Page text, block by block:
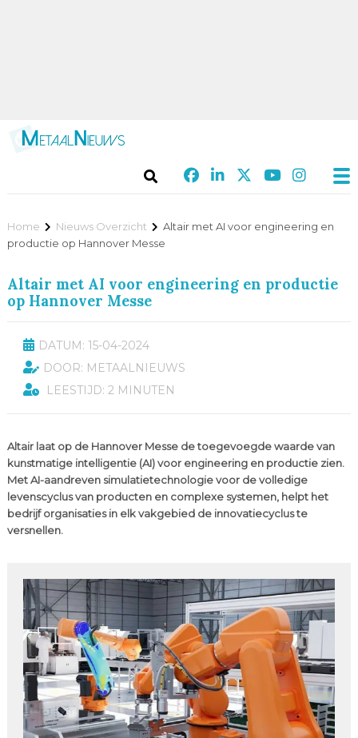
Home Nieuws Overzicht
Altair met AI voor engineering en
productie op Hannover Messe
Altair met AI voor engineering en productie
op Hannover Messe
DATUM: 15-04-2024
DOOR: METAALNIEUWS
LEESTIJD: 2 MINUTEN
Altair laat op de Hannover Messe de toegevoegde waarde van
kunstmatige intelligentie (AI) voor engineering en productie zien.
Met AI-aandreven simulatietechnologie voor de volledige
levenscyclus van producten en complexe systemen, helpt het
bedrijf organisaties in elk vakgebied de innovatiecyclus te
versnellen.